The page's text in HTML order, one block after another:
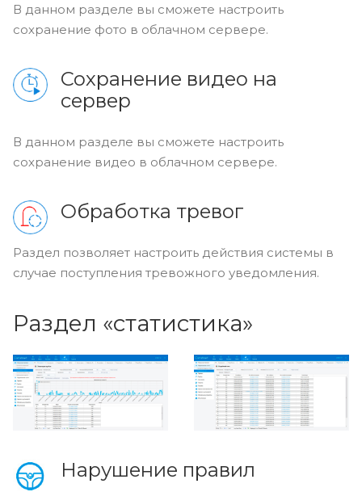
В данном разделе вы сможете настроить
сохранение фото в облачном сервере.
Сохранение видео на
сервер
В данном разделе вы сможете настроить
сохранение видео в облачном сервере.
Обработка тревог
Раздел позволяет настроить действия системы в
случае поступления тревожного уведомления.
Раздел «статистика»
Нарушение правил